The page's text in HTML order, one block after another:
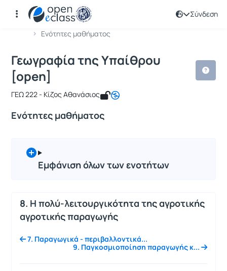
Σύνδεση
Αρχική Σελίδα
Ενότητες μαθήματος
Μάθημα : Γεωγραφία της Υπαίθρου
Κωδικός : OPENCOURSE107
Γεωγραφία της Υπαίθρου
[open]
ΓΕΩ 222 - Κίζος Αθανάσιος
Ενότητες μαθήματος
Εμφάνιση όλων των ενοτήτων
8. Η πολύ-λειτουργικότητα της αγροτικής
αγροτικής παραγωγής
7. Παραγωγικά - περιβαλλοντικά...
9. Παγκοσμιοποίηση παραγωγής κ...